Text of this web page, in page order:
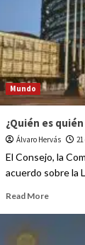
Mundo
¿Quién es
Álvaro Hervás
El Consejo, la
acuerdo sobre la
Read More